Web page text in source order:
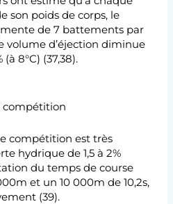
son poids de corps, le
de 7 battements par
volume d’éjection diminue
(à 8°C) (37,38).
compétition
compétition est très
hydrique de 1,5 à 2%
du temps de course
et un 10 000m de 10,2s,
(39).